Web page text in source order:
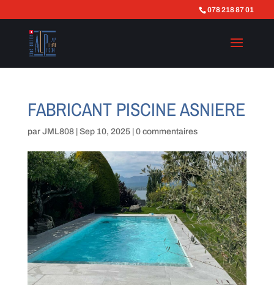
078 218 87 01
FABRICANT PISCINE ASNIERE
par JML808| Sep 10, 2025| 0 commentaires